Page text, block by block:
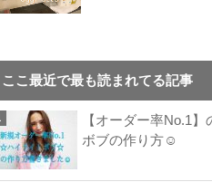
ここ最近で最も読まれてる記事
【オーダー率No.1】
ボブの作り方☺︎